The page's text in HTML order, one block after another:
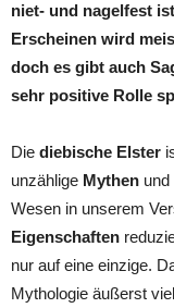
niet- und nagelfest
Erscheinen wird
doch es gibt auch
sehr positive Rolle
Die diebische Elster
unzählige Mythen
Wesen in unserem
Eigenschaften
nur auf eine einzige.
Mythologie äußerst